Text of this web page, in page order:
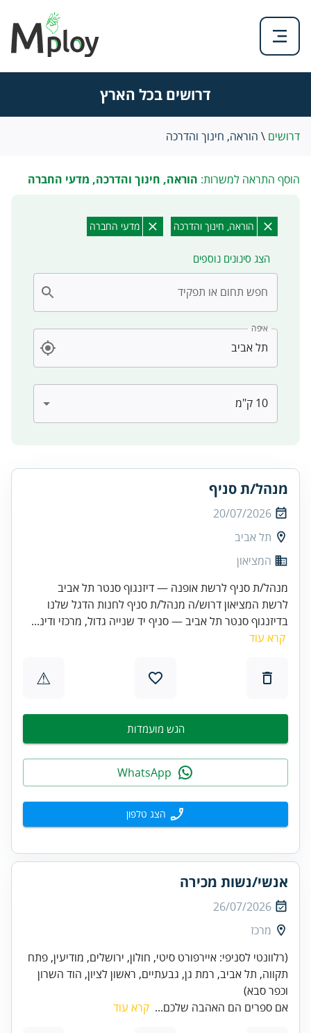
דרושים בכל הארץ
דרושים \ הוראה, חינוך והדרכה
הוסף התראה למשרות: הוראה, חינוך והדרכה, מדעי החברה
הוראה, חינוך והדרכה מדעי החברה
הצג סינונים נוספים
חפש תחום או תפקיד
איפה
מנהל/ת סניף
20/07/2026
תל אביב
המציאון
מנהל/ת סניף לרשת אופנה — דיזנגוף סנטר תל אביב
לרשת המציאון דרוש/ה מנהל/ת סניף לחנות הדגל שלנו
בדיזנגוף סנטר תל אביב — סניף יד שנייה גדול, מרכזי ודינ...
קרא עוד
⚠
הגש מועמדות
הצג טלפון
אנשי/נשות מכירה
26/07/2026
מרכז
(רלוונטי לסניפי: איירפורט סיטי, חולון, ירושלים, מודיעין, פתח
תקווה, תל אביב, רמת גן, גבעתיים, ראשון לציון, הוד השרון
וכפר סבא)
אם ספרים הם האהבה שלכם... קרא עוד